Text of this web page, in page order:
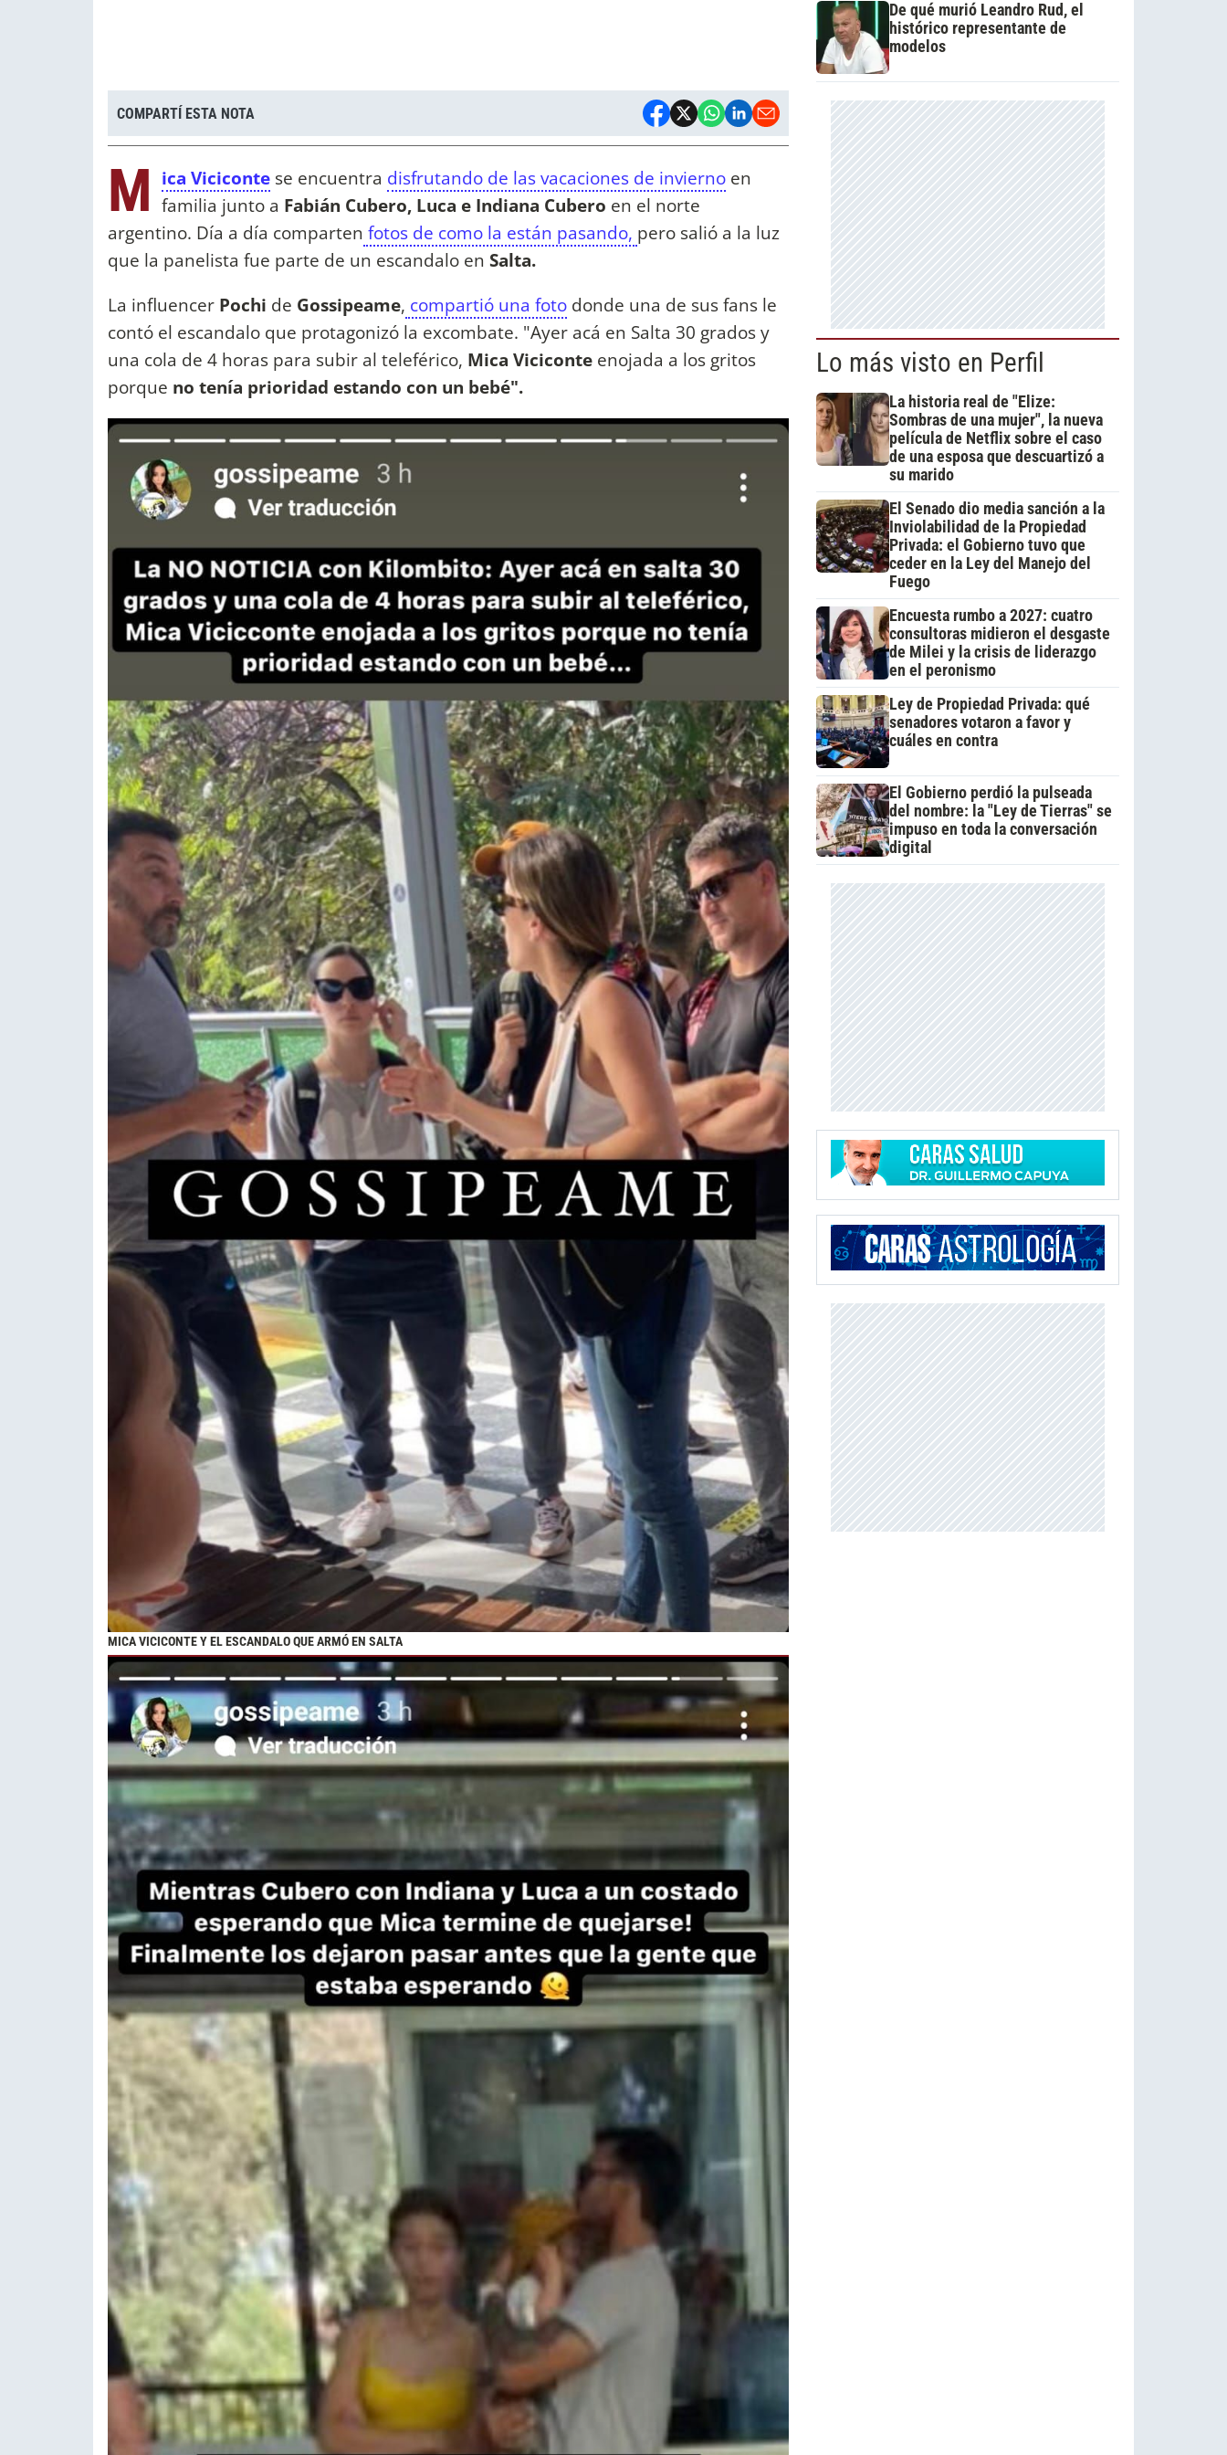
COMPARTÍ ESTA NOTA
M ica Viciconte se encuentra disfrutando de las vacaciones de invierno en
familia junto a Fabián Cubero, Luca e Indiana Cubero en el norte
argentino. Día a día comparten fotos de como la están pasando, pero salió a la luz
que la panelista fue parte de un escandalo en Salta.
La influencer Pochi de Gossipeame, compartió una foto donde una de sus fans le
contó el escandalo que protagonizó la excombate. "Ayer acá en Salta 30 grados y
una cola de 4 horas para subir al teleférico, Mica Viciconte enojada a los gritos
porque no tenía prioridad estando con un bebé".
MICA VICICONTE Y EL ESCANDALO QUE ARMÓ EN SALTA
De qué murió Leandro Rud, el
histórico representante de
modelos
Lo más visto en Perfil
La historia real de "Elize:
Sombras de una mujer", la nueva
película de Netflix sobre el caso
de una esposa que descuartizó a
su marido
El Senado dio media sanción a la
Inviolabilidad de la Propiedad
Privada: el Gobierno tuvo que
ceder en la Ley del Manejo del
Fuego
Encuesta rumbo a 2027: cuatro
consultoras midieron el desgaste
de Milei y la crisis de liderazgo
en el peronismo
Ley de Propiedad Privada: qué
senadores votaron a favor y
cuáles en contra
El Gobierno perdió la pulseada
del nombre: la "Ley de Tierras" se
impuso en toda la conversación
digital